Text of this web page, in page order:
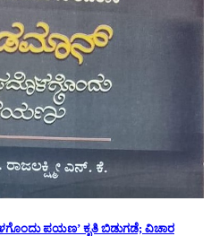
ಪಯಣ’ ಕೃತಿ ಬಿಡುಗಡೆ; ವಿಚಾರ